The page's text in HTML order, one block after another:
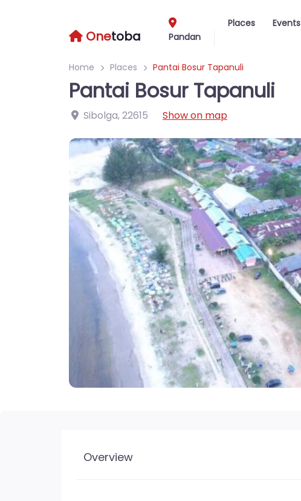
Onetoba Pandan
Places Events
Home Places Pantai Bosur Tapanuli
Pantai Bosur Tapanuli
Sibolga,22615 Show on map
Overview